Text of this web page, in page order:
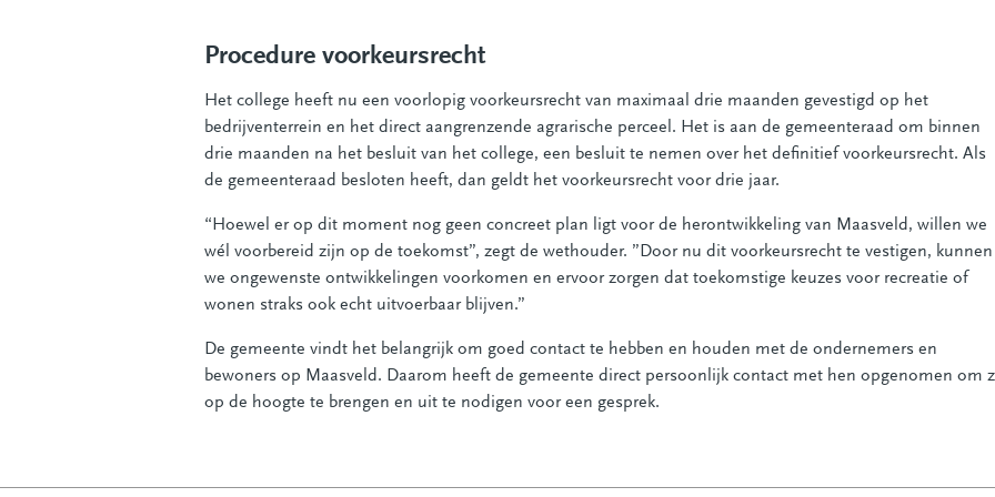
Procedure voorkeursrecht
Het college heeft nu een voorlopig voorkeursrecht van maximaal drie maanden gevestigd op het
bedrijventerrein en het direct aangrenzende agrarische perceel. Het is aan de gemeenteraad om binnen
drie maanden na het besluit van het college, een besluit te nemen over het definitief voorkeursrecht. Als
de gemeenteraad besloten heeft, dan geldt het voorkeursrecht voor drie jaar.
“Hoewel er op dit moment nog geen concreet plan ligt voor de herontwikkeling van Maasveld, willen we
wél voorbereid zijn op de toekomst”, zegt de wethouder. ”Door nu dit voorkeursrecht te vestigen, kunnen
we ongewenste ontwikkelingen voorkomen en ervoor zorgen dat toekomstige keuzes voor recreatie of
wonen straks ook echt uitvoerbaar blijven.”
De gemeente vindt het belangrijk om goed contact te hebben en houden met de ondernemers en
bewoners op Maasveld. Daarom heeft de gemeente direct persoonlijk contact met hen opgenomen om
op de hoogte te brengen en uit te nodigen voor een gesprek.